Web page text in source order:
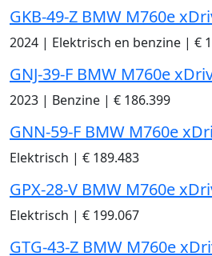
GKB-49-Z BMW M760e
2024 | Elektrisch en benzine | €
GNJ-39-F BMW M760e
2023 | Benzine | € 186.399
GNN-59-F BMW M760e
Elektrisch | € 189.483
GPX-28-V BMW M760e
Elektrisch | € 199.067
GTG-43-Z BMW M760e